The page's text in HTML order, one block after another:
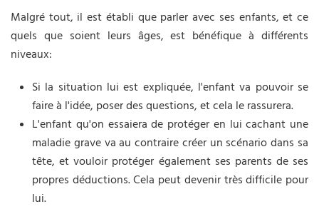
Malgré tout, il est établi que parler avec ses enfants, et ce
quels que soient leurs âges, est bénéfique à différents
niveaux:
Si la situation lui est expliquée, l'enfant va pouvoir se
faire à l'idée, poser des questions, et cela le rassurera.
L'enfant qu'on essaiera de protéger en lui cachant une
maladie grave va au contraire créer un scénario dans sa
tête, et vouloir protéger également ses parents de ses
propres déductions. Cela peut devenir très difficile pour
lui.